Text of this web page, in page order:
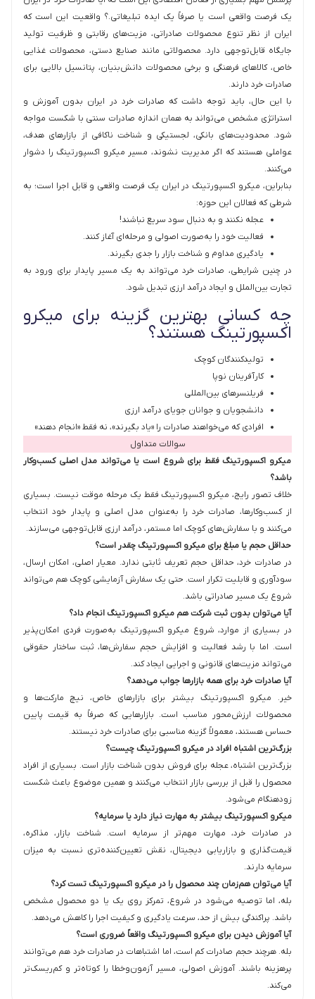
یک فرصت واقعی است یا صرفاً یک ایده تبلیغاتی.؟ واقعیت این است که
ایران از نظر تنوع محصولات صادراتی، مزیت‌های رقابتی و ظرفیت تولید
جایگاه قابل‌توجهی دارد. محصولاتی مانند صنایع دستی، محصولات غذایی
خاص، کالاهای فرهنگی و برخی محصولات دانش‌بنیان، پتانسیل بالایی برای
صادرات خرد دارند.
با این حال، باید توجه داشت که صادرات خرد در ایران بدون آموزش و
استراتژی مشخص می‌تواند به همان اندازه صادرات سنتی با شکست مواجه
شود. محدودیت‌های بانکی، لجستیکی و شناخت ناکافی از بازارهای هدف،
عواملی هستند که اگر مدیریت نشوند، مسیر میکرو اکسپورتینگ را دشوار
می‌کنند.
بنابراین، میکرو اکسپورتینگ در ایران یک فرصت واقعی و قابل اجرا است؛ به
شرطی که فعالان این حوزه:
عجله نکنند و به دنبال سود سریع نباشند!
فعالیت خود را به‌صورت اصولی و مرحله‌ای آغاز کنند.
یادگیری مداوم و شناخت بازار را جدی بگیرند.
در چنین شرایطی، صادرات خرد می‌تواند به یک مسیر پایدار برای ورود به
تجارت بین‌الملل و ایجاد درآمد ارزی تبدیل شود.
چه کسانی بهترین گزینه برای میکرو
اکسپورتینگ هستند؟
تولیدکنندگان کوچک
کارآفرینان نوپا
فریلنسرهای بین‌المللی
دانشجویان و جوانان جویای درآمد ارزی
افرادی که می‌خواهند صادرات را «یاد بگیرند»، نه فقط «انجام دهند»
سوالات متداول
میکرو اکسپورتینگ فقط برای شروع است یا می‌تواند مدل اصلی کسب‌وکار
باشد؟
خلاف تصور رایج، میکرو اکسپورتینگ فقط یک مرحله موقت نیست. بسیاری
از کسب‌وکارها، صادرات خرد را به‌عنوان مدل اصلی و پایدار خود انتخاب
می‌کنند و با سفارش‌های کوچک اما مستمر، درآمد ارزی قابل‌توجهی می‌سازند.
حداقل حجم یا مبلغ برای میکرو اکسپورتینگ چقدر است؟
در صادرات خرد، حداقل حجم تعریف ثابتی ندارد. معیار اصلی، امکان ارسال،
سودآوری و قابلیت تکرار است. حتی یک سفارش آزمایشی کوچک هم می‌تواند
شروع یک مسیر صادراتی باشد.
آیا می‌توان بدون ثبت شرکت هم میکرو اکسپورتینگ انجام داد؟
در بسیاری از موارد، شروع میکرو اکسپورتینگ به‌صورت فردی امکان‌پذیر
است. اما با رشد فعالیت و افزایش حجم سفارش‌ها، ثبت ساختار حقوقی
می‌تواند مزیت‌های قانونی و اجرایی ایجاد کند.
آیا صادرات خرد برای همه بازارها جواب می‌دهد؟
خیر. میکرو اکسپورتینگ بیشتر برای بازارهای خاص، نیچ مارکت‌ها و
محصولات ارزش‌محور مناسب است. بازارهایی که صرفاً به قیمت پایین
حساس هستند، معمولاً گزینه مناسبی برای صادرات خرد نیستند.
بزرگ‌ترین اشتباه افراد در میکرو اکسپورتینگ چیست؟
بزرگ‌ترین اشتباه، عجله برای فروش بدون شناخت بازار است. بسیاری از افراد
محصول را قبل از بررسی بازار انتخاب می‌کنند و همین موضوع باعث شکست
زودهنگام می‌شود.
میکرو اکسپورتینگ بیشتر به مهارت نیاز دارد یا سرمایه؟
در صادرات خرد، مهارت مهم‌تر از سرمایه است. شناخت بازار، مذاکره،
قیمت‌گذاری و بازاریابی دیجیتال، نقش تعیین‌کننده‌تری نسبت به میزان
سرمایه دارند.
آیا می‌توان هم‌زمان چند محصول را در میکرو اکسپورتینگ تست کرد؟
بله، اما توصیه می‌شود در شروع، تمرکز روی یک یا دو محصول مشخص
باشد. پراکندگی بیش از حد، سرعت یادگیری و کیفیت اجرا را کاهش می‌دهد.
آیا آموزش دیدن برای میکرو اکسپورتینگ واقعاً ضروری است؟
بله. هرچند حجم صادرات کم است، اما اشتباهات در صادرات خرد هم می‌توانند
پرهزینه باشند. آموزش اصولی، مسیر آزمون‌وخطا را کوتاه‌تر و کم‌ریسک‌تر
می‌کند.